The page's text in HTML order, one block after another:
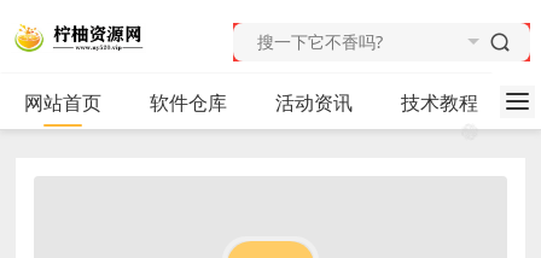
网站首页 软件仓库 活动资讯 技术教程